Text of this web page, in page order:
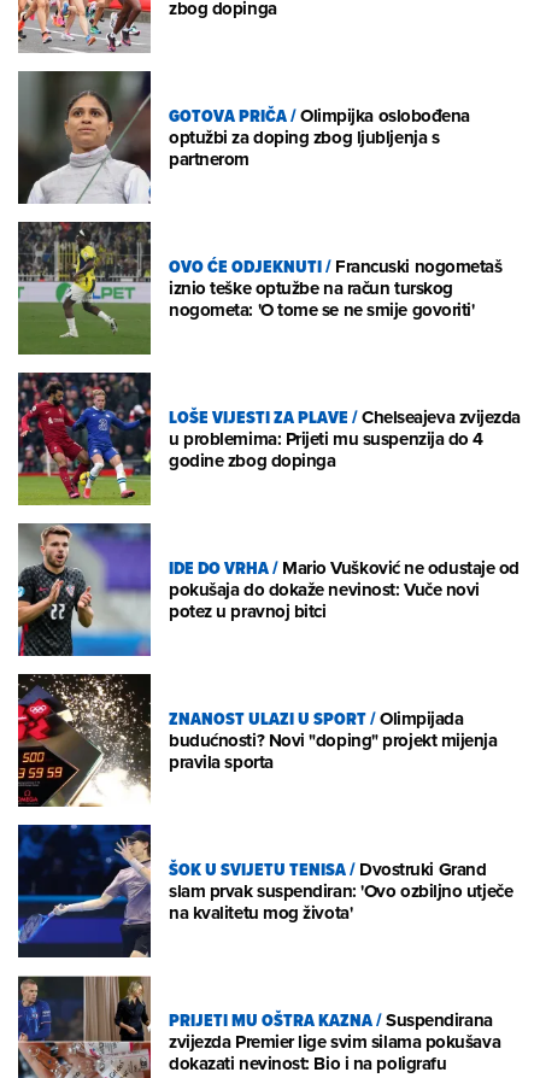
zbog dopinga
GOTOVA PRIČA/Olimpijka oslobođena
optužbi za doping zbog ljubljenja s
partnerom
OVO ĆE ODJEKNUTI/Francuski nogometaš
iznio teške optužbe na račun turskog
nogometa: 'O tome se ne smije govoriti'
LOŠE VIJESTI ZA PLAVE/Chelseajeva zvijezda
u problemima: Prijeti mu suspenzija do 4
godine zbog dopinga
IDE DO VRHA/Mario Vušković ne odustaje od
pokušaja do dokaže nevinost: Vuče novi
potez u pravnoj bitci
ZNANOST ULAZI U SPORT/Olimpijada
budućnosti? Novi "doping" projekt mijenja
pravila sporta
ŠOK U SVIJETU TENISA/Dvostruki Grand
slam prvak suspendiran: 'Ovo ozbiljno utječe
na kvalitetu mog života'
PRIJETI MU OŠTRA KAZNA/Suspendirana
zvijezda Premier lige svim silama pokušava
dokazati nevinost: Bio i na poligrafu